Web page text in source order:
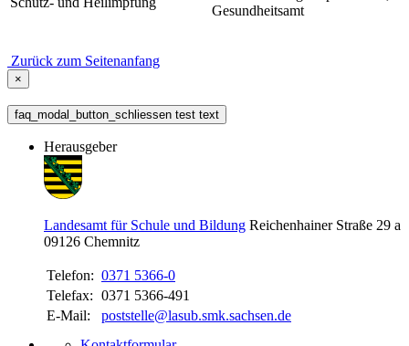
Gesundheitsamt
Zurück zum Seitenanfang
×
faq_modal_button_schliessen test text
Herausgeber
Landesamt für Schule und Bildung Reichenhainer Straße 29 a
09126 Chemnitz
Telefon: 0371 5366-0
Telefax: 0371 5366-491
E-Mail:
poststelle@lasub.smk.sachsen.de